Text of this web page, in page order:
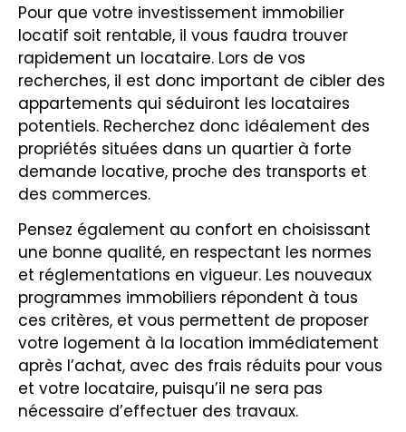
Pour que votre investissement immobilier
locatif soit rentable, il vous faudra trouver
rapidement un locataire. Lors de vos
recherches, il est donc important de cibler des
appartements qui séduiront les locataires
potentiels. Recherchez donc idéalement des
propriétés situées dans un quartier à forte
demande locative, proche des transports et
des commerces.
Pensez également au confort en choisissant
une bonne qualité, en respectant les normes
et réglementations en vigueur. Les nouveaux
programmes immobiliers répondent à tous
ces critères, et vous permettent de proposer
votre logement à la location immédiatement
après l’achat, avec des frais réduits pour vous
et votre locataire, puisqu’il ne sera pas
nécessaire d’effectuer des travaux.